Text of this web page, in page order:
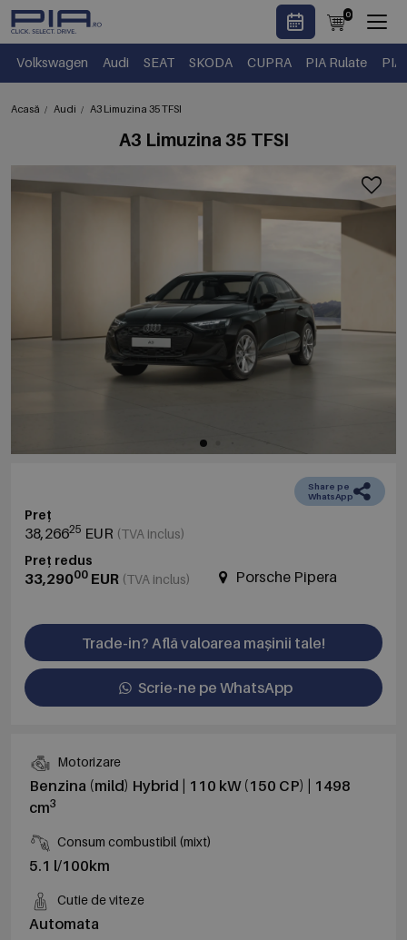
0
Volkswagen Audi SEAT SKODA CUPRA PIA Rulate PIA
Acasă Audi A3 Limuzina 35 TFSI
A3 Limuzina 35 TFSI
Preț
38,26625 EUR (TVA inclus)
Preț redus
33,29000 EUR (TVA inclus) Porsche Pipera
Share pe
WhatsApp
Trade-in? Află valoarea mașinii tale!
Scrie-ne pe WhatsApp
Motorizare
Benzina (mild) Hybrid | 110 kW (150 CP) | 1498
cm3
Consum combustibil (mixt)
5.1 l/100km
Cutie de viteze
Automata